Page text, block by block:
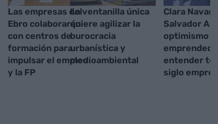
Las empresas del
Ebro colaborarán
con centros de
formación para
impulsar el empleo
y la FP
La ventanilla única
quiere agilizar la
burocracia
urbanística y
medioambiental
Clara
Salvador
optimismo
entender
siglo